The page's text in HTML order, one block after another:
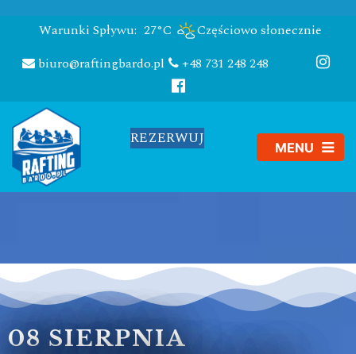
Warunki Spływu: 27°C
Częściowo słonecznie
biuro@raftingbardo.pl
+48 731 248 248
REZERWUJ
08 SIERPNIA